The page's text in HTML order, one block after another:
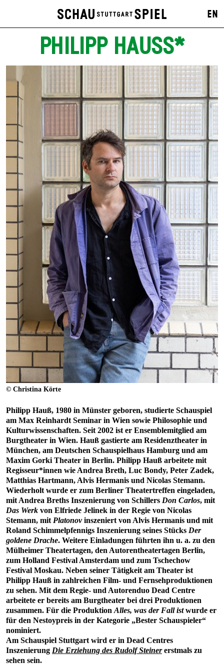
EN
PHILIPP HAUSS*
© Christina Körte
Philipp Hauß, 1980 in Münster geboren, studierte Schauspiel
am Max Reinhardt Seminar in Wien sowie Philosophie und
Kulturwissenschaften. Seit 2002 ist er Ensemblemitglied am
Burgtheater in Wien. Hauß gastierte am Residenztheater in
München, am Deutschen Schauspielhaus Hamburg und am
Maxim Gorki Theater in Berlin. Philipp Hauß arbeitete mit
Regisseur*innen wie Andrea Breth, Luc Bondy, Peter Zadek,
Matthias Hartmann, Alvis Hermanis und Nicolas Stemann.
Wiederholt wurde er zum Berliner Theatertreffen eingeladen,
mit Andrea Breths Inszenierung von Schillers Don Carlos, mit
Das Werk von Elfriede Jelinek in der Regie von Nicolas
Stemann, mit Platonovinszeniert von Alvis Hermanis und mit
Roland Schimmelpfennigs Inszenierung seines Stücks Der
goldene Drache. Weitere Einladungen führten ihn u. a. zu den
Mülheimer Theatertagen, den Autorentheatertagen Berlin,
zum Holland Festival Amsterdam und zum Tschechow
Festival Moskau. Neben seiner Tätigkeit am Theater ist
Philipp Hauß in zahlreichen Film- und Fernsehproduktionen
zu sehen. Mit dem Regie- und Autorenduo Dead Centre
arbeitete er bereits am Burgtheater bei drei Produktionen
zusammen. Für die Produktion Alles, was der Fall istwurde er
für den Nestoypreis in der Kategorie „Bester Schauspieler“
nominiert.
Am Schauspiel Stuttgart wird er in Dead Centres
Inszenierung Die Erziehung des Rudolf Steinererstmals zu
sehen sein.